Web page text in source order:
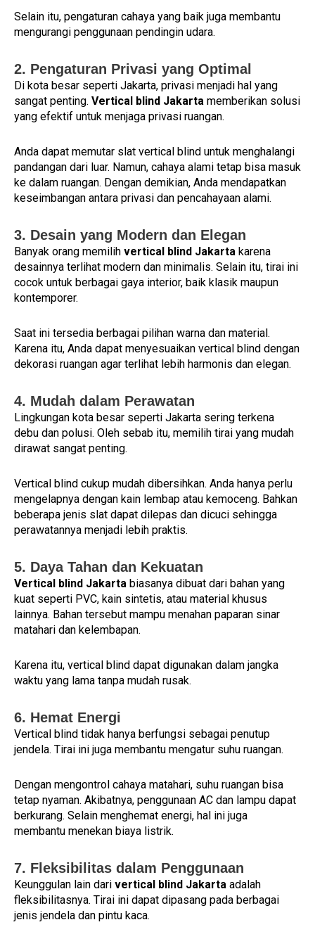
Selain itu, pengaturan cahaya yang baik juga membantu
mengurangi penggunaan pendingin udara.
2. Pengaturan Privasi yang Optimal
Di kota besar seperti Jakarta, privasi menjadi hal yang
sangat penting. Vertical blind Jakarta memberikan solusi
yang efektif untuk menjaga privasi ruangan.
Anda dapat memutar slat vertical blind untuk menghalangi
pandangan dari luar. Namun, cahaya alami tetap bisa masuk
ke dalam ruangan. Dengan demikian, Anda mendapatkan
keseimbangan antara privasi dan pencahayaan alami.
3. Desain yang Modern dan Elegan
Banyak orang memilih vertical blind Jakarta karena
desainnya terlihat modern dan minimalis. Selain itu, tirai ini
cocok untuk berbagai gaya interior, baik klasik maupun
kontemporer.
Saat ini tersedia berbagai pilihan warna dan material.
Karena itu, Anda dapat menyesuaikan vertical blind dengan
dekorasi ruangan agar terlihat lebih harmonis dan elegan.
4. Mudah dalam Perawatan
Lingkungan kota besar seperti Jakarta sering terkena
debu dan polusi. Oleh sebab itu, memilih tirai yang mudah
dirawat sangat penting.
Vertical blind cukup mudah dibersihkan. Anda hanya perlu
mengelapnya dengan kain lembap atau kemoceng. Bahkan
beberapa jenis slat dapat dilepas dan dicuci sehingga
perawatannya menjadi lebih praktis.
5. Daya Tahan dan Kekuatan
Vertical blind Jakarta biasanya dibuat dari bahan yang
kuat seperti PVC, kain sintetis, atau material khusus
lainnya. Bahan tersebut mampu menahan paparan sinar
matahari dan kelembapan.
Karena itu, vertical blind dapat digunakan dalam jangka
waktu yang lama tanpa mudah rusak.
6. Hemat Energi
Vertical blind tidak hanya berfungsi sebagai penutup
jendela. Tirai ini juga membantu mengatur suhu ruangan.
Dengan mengontrol cahaya matahari, suhu ruangan bisa
tetap nyaman. Akibatnya, penggunaan AC dan lampu dapat
berkurang. Selain menghemat energi, hal ini juga
membantu menekan biaya listrik.
7. Fleksibilitas dalam Penggunaan
Keunggulan lain dari vertical blind Jakarta adalah
fleksibilitasnya. Tirai ini dapat dipasang pada berbagai
jenis jendela dan pintu kaca.